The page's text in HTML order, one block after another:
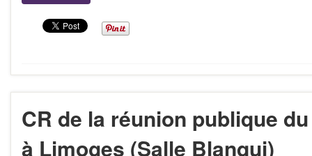
CR de la réunion publique
à Limoges (Salle Blanqui)